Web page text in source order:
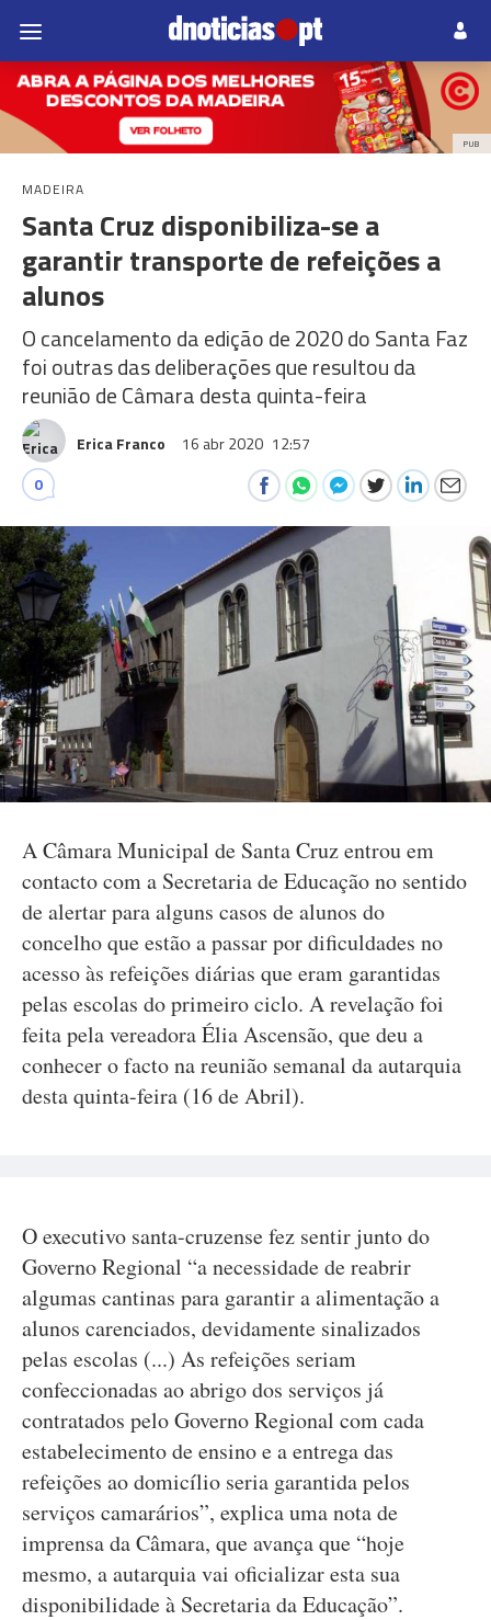
PUB
MADEIRA
Santa Cruz disponibiliza-se a
garantir transporte de refeições a
alunos
O cancelamento da edição de 2020 do Santa Faz
foi outras das deliberações que resultou da
reunião de Câmara desta quinta-feira
Erica Franco 16 abr 2020 12:57
0
A Câmara Municipal de Santa Cruz entrou em
contacto com a Secretaria de Educação no sentido
de alertar para alguns casos de alunos do
concelho que estão a passar por dificuldades no
acesso às refeições diárias que eram garantidas
pelas escolas do primeiro ciclo. A revelação foi
feita pela vereadora Élia Ascensão, que deu a
conhecer o facto na reunião semanal da autarquia
desta quinta-feira (16 de Abril).
O executivo santa-cruzense fez sentir junto do
Governo Regional “a necessidade de reabrir
algumas cantinas para garantir a alimentação a
alunos carenciados, devidamente sinalizados
pelas escolas (...) As refeições seriam
confeccionadas ao abrigo dos serviços já
contratados pelo Governo Regional com cada
estabelecimento de ensino e a entrega das
refeições ao domicílio seria garantida pelos
serviços camarários”, explica uma nota de
imprensa da Câmara, que avança que “hoje
mesmo, a autarquia vai oficializar esta sua
disponibilidade à Secretaria da Educação”.